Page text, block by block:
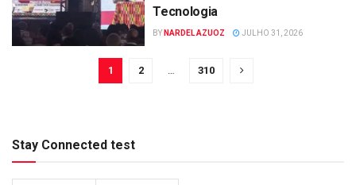
Tecnologia
BY NARDEL AZUOZ JULHO 31, 2026
1 2 310
Stay Connected test